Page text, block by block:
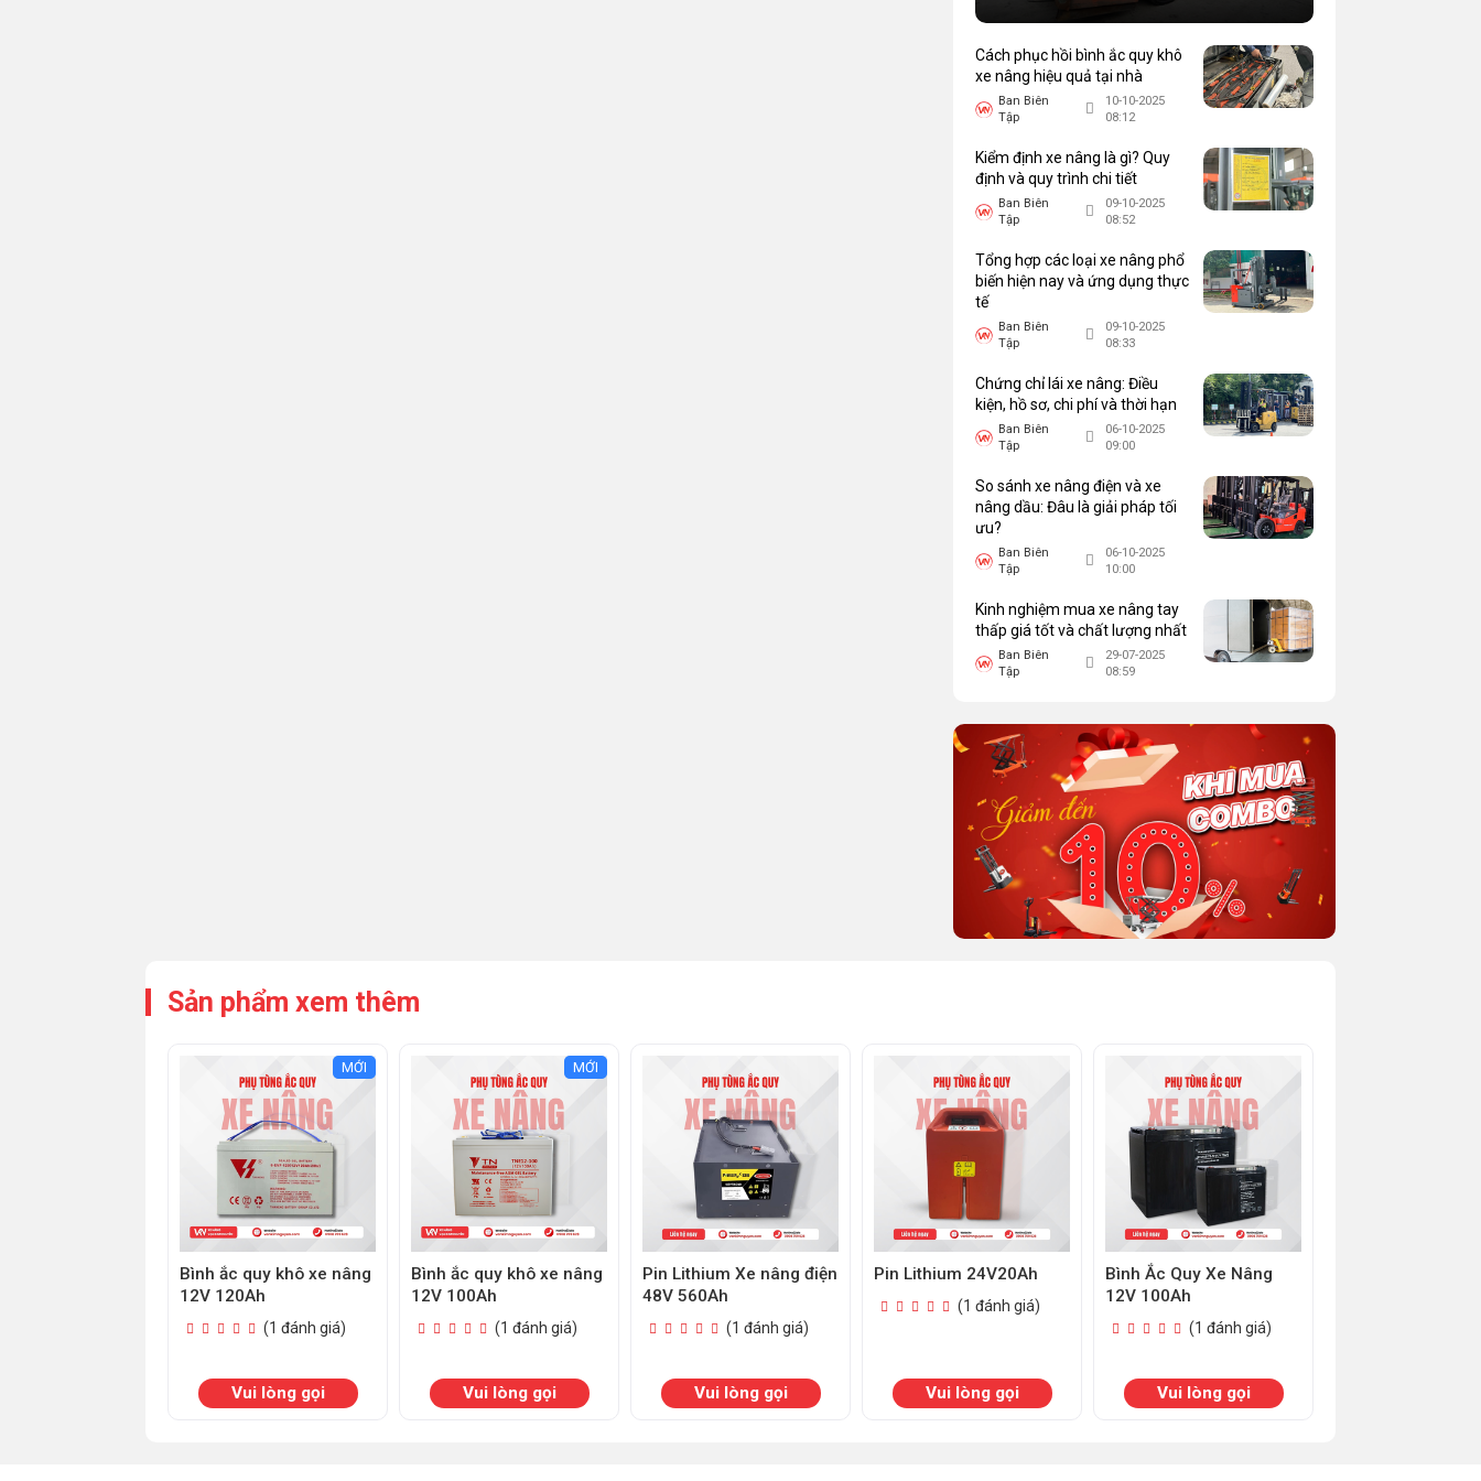
Cách phục hồi bình ắc quy khô
xe nâng hiệu quả tại nhà
Ban Biên
Tập
10-10-2025
08:12
Kiểm định xe nâng là gì? Quy
định và quy trình chi tiết
Ban Biên
Tập
09-10-2025
08:52
Tổng hợp các loại xe nâng phổ
biến hiện nay và ứng dụng thực
tế
Ban Biên
Tập
09-10-2025
08:33
Chứng chỉ lái xe nâng: Điều
kiện, hồ sơ, chi phí và thời hạn
Ban Biên
Tập
06-10-2025
09:00
So sánh xe nâng điện và xe
nâng dầu: Đâu là giải pháp tối
ưu?
Ban Biên
Tập
06-10-2025
10:00
Kinh nghiệm mua xe nâng tay
thấp giá tốt và chất lượng nhất
Ban Biên
Tập
29-07-2025
08:59
Sản phẩm xem thêm
MỚI
Bình ắc quy khô xe nâng
12V 120Ah
(1 đánh giá)
Vui lòng gọi
MỚI
Bình ắc quy khô xe nâng
12V 100Ah
(1 đánh giá)
Vui lòng gọi
Pin Lithium Xe nâng điện
48V 560Ah
(1 đánh giá)
Vui lòng gọi
Pin Lithium 24V20Ah
(1 đánh giá)
Vui lòng gọi
Bình Ắc Quy Xe Nâng
12V 100Ah
(1 đánh giá)
Vui lòng gọi